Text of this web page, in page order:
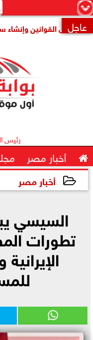
×عاجلالقوانين وإنشاء سجل
رئيس
 أخبار مصر
أخبار مصر
السيسي
تطورات